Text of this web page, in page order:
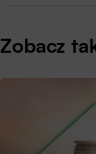
Zobacz